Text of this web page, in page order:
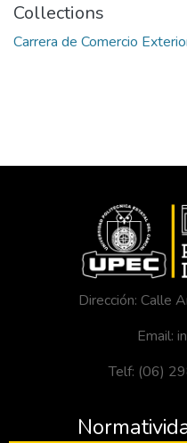
Collections
Carrera de Comercio
Dirección: Calle
Email:
Telf: (06)